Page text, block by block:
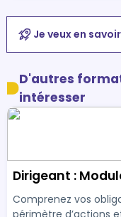
Je veux en
D'autres
intéresser
Dirigeant :
Comprenez vos
périmètre d’actions